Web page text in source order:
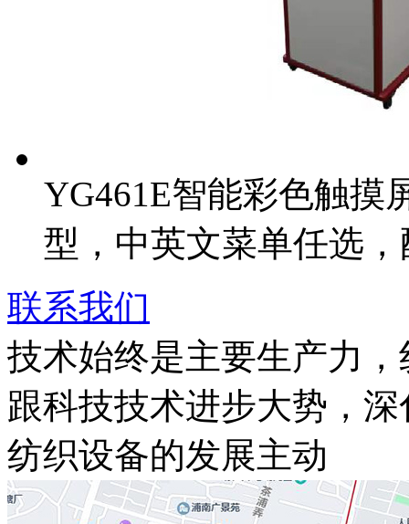
YG461E智能彩色触摸
型，中英文菜单任选
联系我们
技术始终是主要生产力
跟科技技术进步大势，
纺织设备的发展主动